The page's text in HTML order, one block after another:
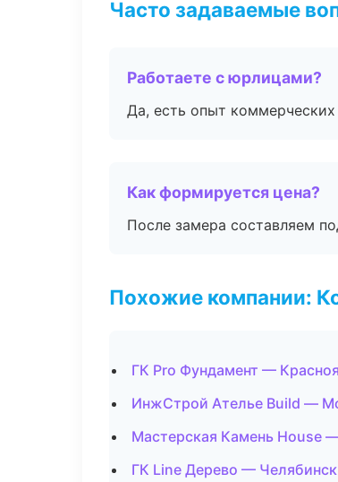
Часто задаваемые
Работаете с юрлицами?
Да, есть опыт
Как формируется цена?
После замера составляем
Похожие компании:
ГК Pro Фундамент —
ИнжСтрой Ателье Build —
Мастерская Камень House
ГК Line Дерево — Челябинск